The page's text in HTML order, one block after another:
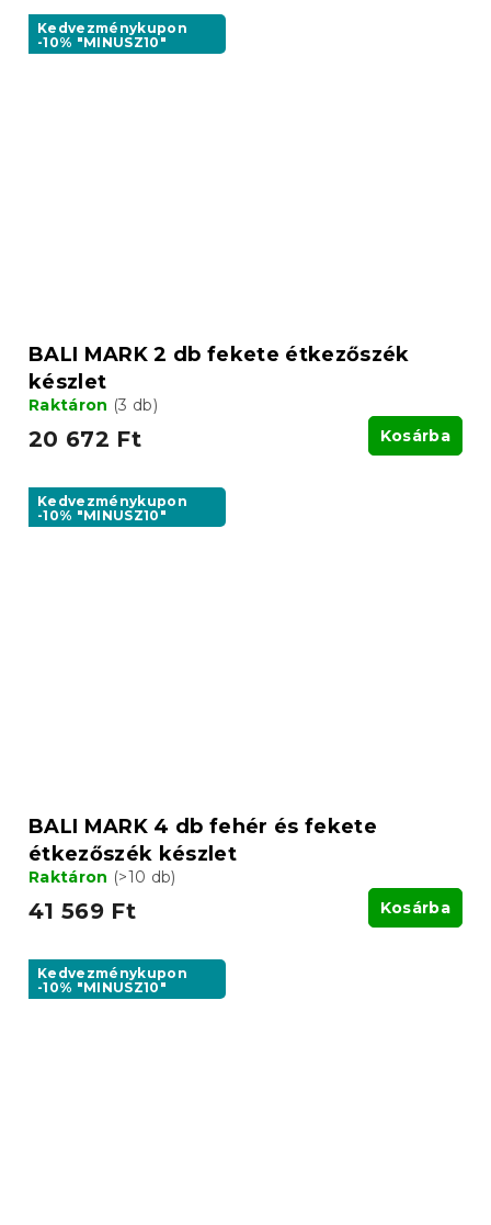
Kedvezménykupon
-10% "MINUSZ10"
BALI MARK 2 db fekete étkezőszék
készlet
Raktáron (3 db)
20 672 Ft Kosárba
Kedvezménykupon
-10% "MINUSZ10"
BALI MARK 4 db fehér és fekete
étkezőszék készlet
Raktáron (>10 db)
41 569 Ft Kosárba
Kedvezménykupon
-10% "MINUSZ10"